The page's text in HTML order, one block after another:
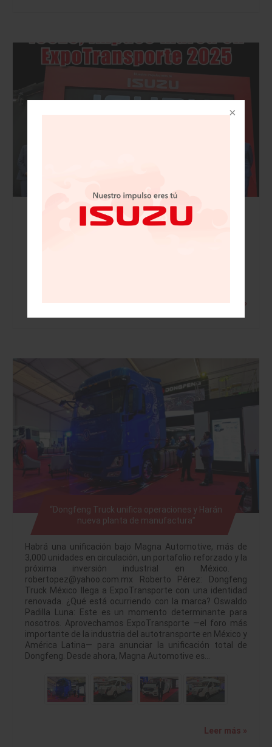
VISIÓN AUTOMOTRIZ REVISTA DIGITAL / 15
DE NOVIEMBRE 2025/IZUSU, IMPUSO MARCA
EN EXPOTRANSPORTE 2025
Leer más »
“Dongfeng Truck unifica operaciones y Harán
nueva planta de manufactura”
Habrá una unificación bajo Magna Automotive, más de
3,000 unidades en circulación, un portafolio reforzado y la
próxima inversión industrial en México.
robertopez@yahoo.com.mx Roberto Pérez: Dongfeng
Truck México llega a ExpoTransporte con una identidad
renovada. ¿Qué está ocurriendo con la marca? Oswaldo
Padilla Luna: Este es un momento determinante para
nosotros. Aprovechamos ExpoTransporte —el foro más
importante de la industria del autotransporte en México y
América Latina— para anunciar la unificación total de
Dongfeng. Desde ahora, Magna Automotive es…
Leer más »